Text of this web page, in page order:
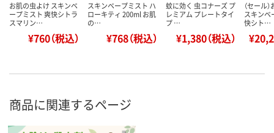
お肌の虫よけ スキンベ
ープミスト 爽快シトラ
スマリン…
¥760（税込）
スキンベープミスト ハ
ローキティ 200ml お肌
の…
¥768（税込）
蚊に効く 虫コナーズ プ
レミアム プレートタイ
プ …
¥1,380（税込）
（セール
スキンベ
快シト…
商品に関連するページ